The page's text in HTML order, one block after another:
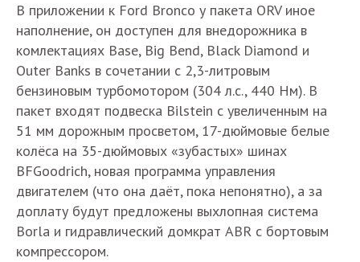
В приложении к Ford Bronco у пакета ORV иное
наполнение, он доступен для внедорожника в
комлектациях Base, Big Bend, Black Diamond и
Outer Banks в сочетании с 2,3-литровым
бензиновым турбомотором (304 л.с., 440 Нм). В
пакет входят подвеска Bilstein с увеличенным на
51 мм дорожным просветом, 17-дюймовые белые
колёса на 35-дюймовых «зубастых» шинах
BFGoodrich, новая программа управления
двигателем (что она даёт, пока непонятно), а за
доплату будут предложены выхлопная система
Borla и гидравлический домкрат ABR с бортовым
компрессором.